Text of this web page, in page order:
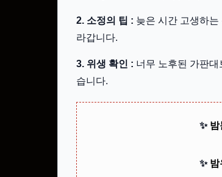
2. 소정의 팁 : 늦은 시간 고생하
라갑니다.
3. 위생 확인 : 너무 노후된 가판
습니다.
✨ 밤
✨ 밤